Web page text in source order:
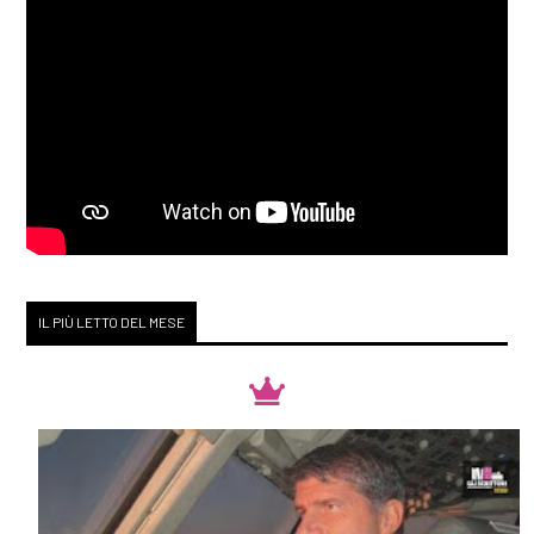
pagina 69
Khaled Hosseini: pagina 69
[12]Duma Key, di Stephen
King: pagina 69
[05]Denti bianchi, di Zadie
IL PIÙ LETTO DEL MESE